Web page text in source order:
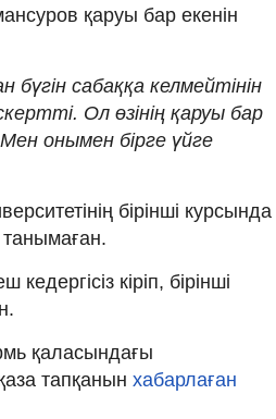
қаруы бар екенін
бүгін сабаққа келмейтінін
Ол өзінің қаруы бар
онымен бірге үйге
бірінші курсында
кіріп, бірінші
қаласындағы
тапқанын хабарлаған